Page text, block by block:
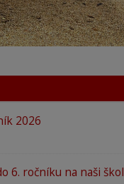
2026
6. ročníku na naši